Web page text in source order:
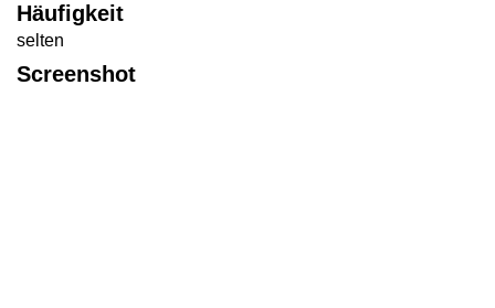
Häufigkeit
selten
Screenshot